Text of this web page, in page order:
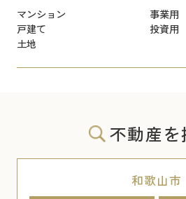
マンション
事業用
戸建て
投資用
土地
不動産を
和歌山市